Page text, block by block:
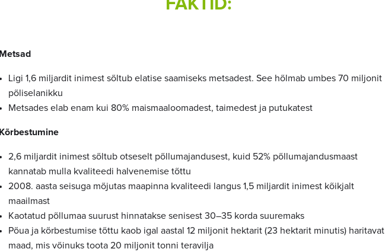
FAKTID:
Metsad
Ligi 1,6 miljardit inimest sõltub elatise saamiseks metsadest. See hõlmab umbes 70 miljonit
põliselanikku
Metsades elab enam kui 80% maismaaloomadest, taimedest ja putukatest
Kõrbestumine
2,6 miljardit inimest sõltub otseselt põllumajandusest, kuid 52% põllumajandusmaast
kannatab mulla kvaliteedi halvenemise tõttu
2008. aasta seisuga mõjutas maapinna kvaliteedi langus 1,5 miljardit inimest kõikjalt
maailmast
Kaotatud põllumaa suurust hinnatakse senisest 30–35 korda suuremaks
Põua ja kõrbestumise tõttu kaob igal aastal 12 miljonit hektarit (23 hektarit minutis) haritavat
maad, mis võinuks toota 20 miljonit tonni teravilja